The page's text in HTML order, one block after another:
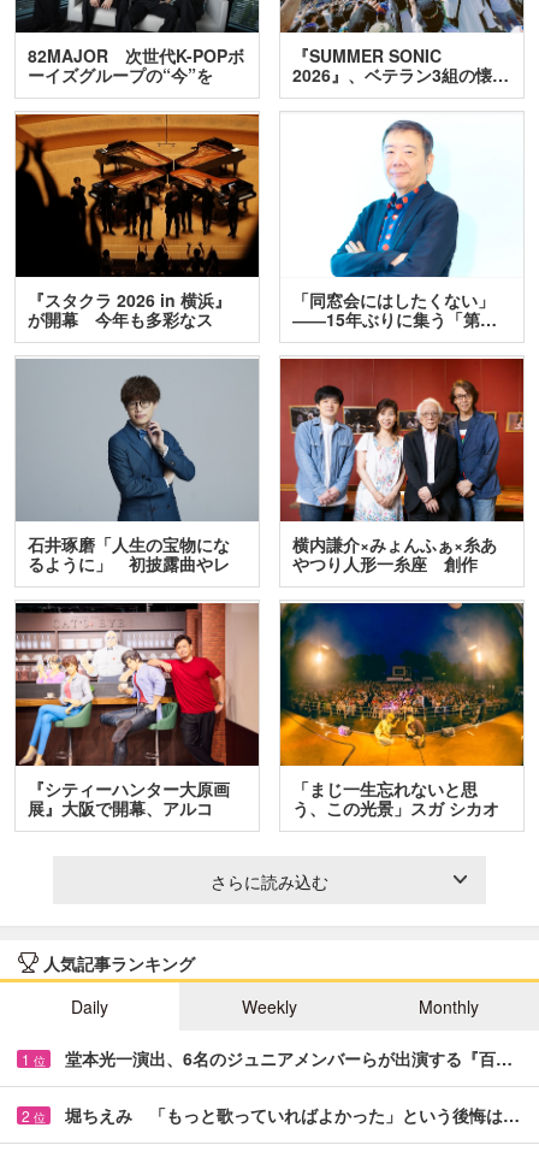
82MAJOR 次世代K-POPボ
ーイズグループの“今”を
訊…
『SUMMER SONIC
2026』、ベテラン3組の懐…
『スタクラ 2026 in 横浜』
が開幕 今年も多彩なス
テ…
「同窓会にはしたくない」
――15年ぶりに集う「第…
石井琢磨「人生の宝物にな
るように」 初披露曲やレ
ア…
横内謙介×みょんふぁ×糸あ
やつり人形一糸座 創作
人…
『シティーハンター大原画
展』大阪で開幕、アルコ
＆…
「まじ一生忘れないと思
う、この光景」スガ シカオ
と…
さらに読み込む
人気記事ランキング
Daily
Weekly Monthly
1 位 堂本光一演出、6名のジュニアメンバーらが出演する『百…
2 位 堀ちえみ 「もっと歌っていればよかった」という後悔は…